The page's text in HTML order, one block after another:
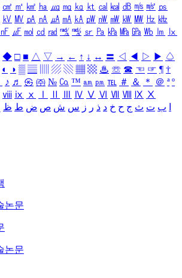
㎠ ㎡ ㎢ ㏊ ㎍ ㎎ ㎏ ㏏ ㎈ ㎉ ㏈ ㎧ ㎨ ㎰
㎸ ㎹ ㎀ ㎁ ㎂ ㎃ ㎄ ㎺ ㎻ ㎽ ㎾ ㎿ ㎐ ㎑
㎋ ㎌ ㏖ ㏅ ㎭ ㎮ ㎯ ㏛ ㎩ ㎪ ㎫ ㎬ ㏝ ㏐
㏓
◆ □ ■ △ ▽ → ← ↑ ↓ ↔ 〓 ◁ ◀ ▷ ▶ ♤
◐ ◑ ▒ ▤ ▨ ▧ ▦ ▩ ♨ ☏ ☎ ☜ ☞ ¶ †
♪ ♬ ㉿ ㈜ № ㏇ ™ ㏂ ㏘ ℡ ＃ ＆ ＊ ＠ ª º
ⅷ ⅸ ⅹ Ⅳ Ⅴ Ⅵ Ⅶ Ⅷ Ⅸ Ⅹ
ب ت ث ج ح خ د ذ ر ز س ش ص ض ط ظ
논문
논문